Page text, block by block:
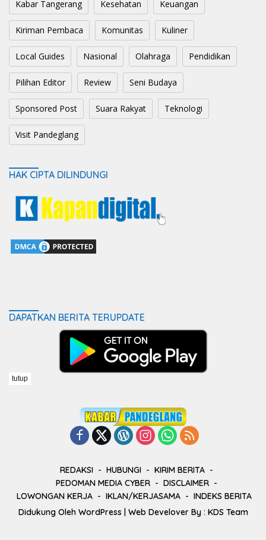
Kabar Tangerang Kesehatan Keuangan
Kiriman Pembaca Komunitas Kuliner
Local Guides Nasional Olahraga Pendidikan
Pilihan Editor Review Seni Budaya
Sponsored Post Suara Rakyat Teknologi
Visit Pandeglang
HAK CIPTA DILINDUNGI
DAPATKAN BERITA TERUPDATE
REDAKSI HUBUNGI
KIRIM BERITA
PEDOMAN MEDIA CYBER
DISCLAIMER
LOWONGAN KERJA
IKLAN/KERJASAMA
INDEKS BERITA
Didukung Oleh WordPress | Web Develover By : KDS Team
tutup